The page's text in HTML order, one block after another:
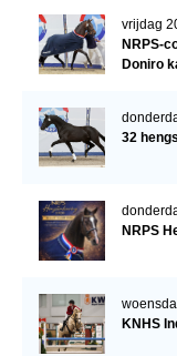
vrijdag
NRPS-
Doniro
32
NRPS
KNHS